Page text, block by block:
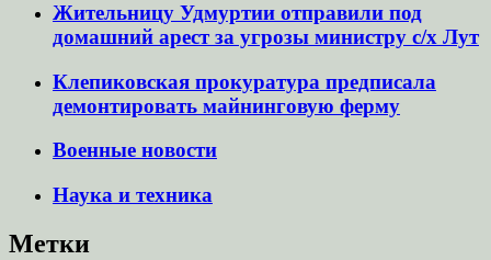
Жительницу Удмуртии отправили под
домашний арест за угрозы министру с/х Лут
Клепиковская прокуратура предписала
демонтировать майнинговую ферму
Военные новости
Наука и техника
Метки